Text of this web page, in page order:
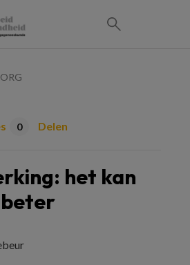
0 Delen
het kan